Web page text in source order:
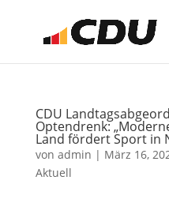
CDU
Optendrenk:
Land fördert Sport in
von admin | März 16,
Aktuell